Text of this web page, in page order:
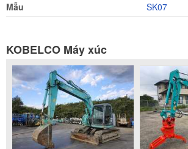
Mẫu
SK07
KOBELCO Máy xúc